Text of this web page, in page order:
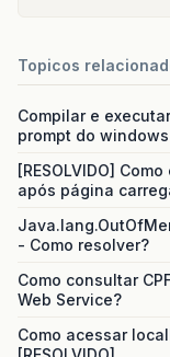
Topicos
Compilar e
prompt do windows
[RESOLVIDO]
após página
- Como resolver?
Como consultar
Web Service?
Como acessar